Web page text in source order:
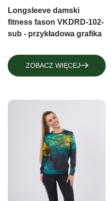
Longsleeve damski
fitness fason VKDRD-102-
sub - przykładowa grafika
ZOBACZ WIĘCEJ